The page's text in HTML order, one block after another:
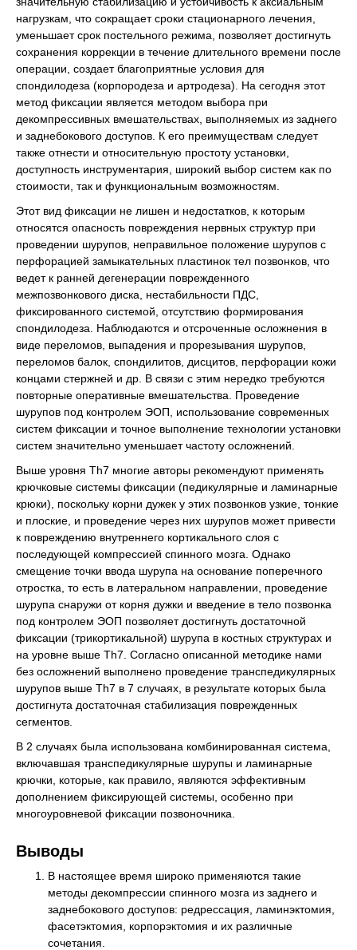
нагрузкам, что сокращает сроки стационарного лечения,
уменьшает срок постельного режима, позволяет достигнуть
сохранения коррекции в течение длительного времени после
операции, создает благоприятные условия для
спондилодеза (корпородеза и артродеза). На сегодня этот
метод фиксации является методом выбора при
декомпрессивных вмешательствах, выполняемых из заднего
и заднебокового доступов. К его преимуществам следует
также отнести и относительную простоту установки,
доступность инструментария, широкий выбор систем как по
стоимости, так и функциональным возможностям.
Этот вид фиксации не лишен и недостатков, к которым
относятся опасность повреждения нервных структур при
проведении шурупов, неправильное положение шурупов с
перфорацией замыкательных пластинок тел позвонков, что
ведет к ранней дегенерации поврежденного
межпозвонкового диска, нестабильности ПДС,
фиксированного системой, отсутствию формирования
спондилодеза. Наблюдаются и отсроченные осложнения в
виде переломов, выпадения и прорезывания шурупов,
переломов балок, спондилитов, дисцитов, перфорации кожи
концами стержней и др. В связи с этим нередко требуются
повторные оперативные вмешательства. Проведение
шурупов под контролем ЭОП, использование современных
систем фиксации и точное выполнение технологии установки
систем значительно уменьшает частоту осложнений.
Выше уровня Th7 многие авторы рекомендуют применять
крючковые системы фиксации (педикулярные и ламинарные
крюки), поскольку корни дужек у этих позвонков узкие, тонкие
и плоские, и проведение через них шурупов может привести
к повреждению внутреннего кортикального слоя с
последующей компрессией спинного мозга. Однако
смещение точки ввода шурупа на основание поперечного
отростка, то есть в латеральном направлении, проведение
шурупа снаружи от корня дужки и введение в тело позвонка
под контролем ЭОП позволяет достигнуть достаточной
фиксации (трикортикальной) шурупа в костных структурах и
на уровне выше Th7. Согласно описанной методике нами
без осложнений выполнено проведение транспедикулярных
шурупов выше Th7 в 7 случаях, в результате которых была
достигнута достаточная стабилизация поврежденных
сегментов.
В 2 случаях была использована комбинированная система,
включавшая транспедикулярные шурупы и ламинарные
крючки, которые, как правило, являются эффективным
дополнением фиксирующей системы, особенно при
многоуровневой фиксации позвоночника.
Выводы
В настоящее время широко применяются такие
методы декомпрессии спинного мозга из заднего и
заднебокового доступов: редрессация, ламинэктомия,
фасетэктомия, корпорэктомия и их различные
сочетания.